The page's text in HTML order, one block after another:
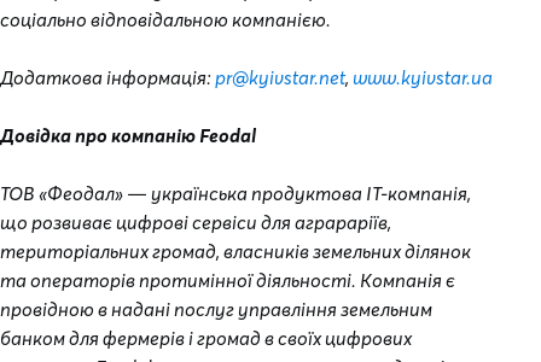
соціально відповідальною компанією.
Додаткова інформація: pr@kyivstar.net, www.kyivstar.ua
Довідка про компанію Feodal
ТОВ «Феодал» — українська продуктова IT-компанія,
що розвиває цифрові сервіси для аграраріїв,
територіальних громад, власників земельних ділянок
та операторів протимінної діяльності. Компанія є
провідною в надані послуг управління земельним
банком для фермерів і громад в своїх цифрових